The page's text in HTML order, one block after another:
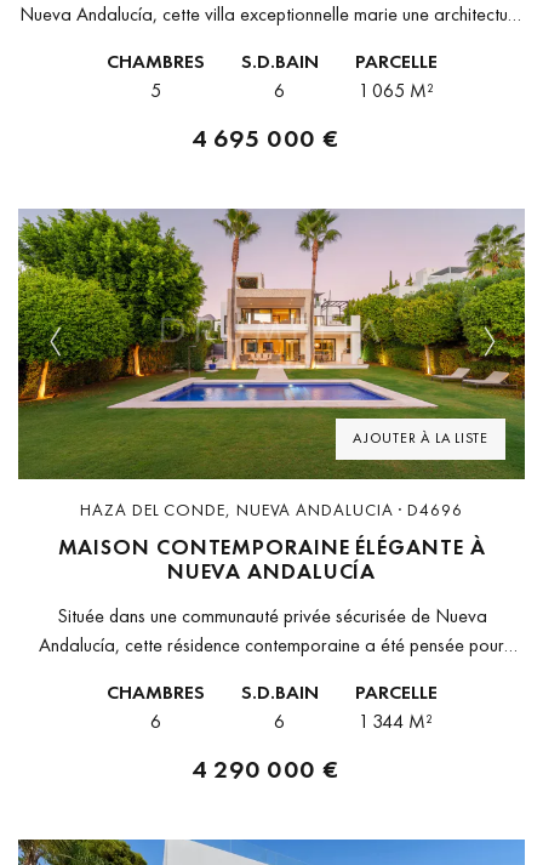
Nueva Andalucía, cette villa exceptionnelle marie une architecture
tropicaux luxuriants....
CHAMBRES
5
S.D.BAIN
6
PARCELLE
1 065 M²
4 695 000 €
AJOUTER À LA LISTE
Previous Next
HAZA DEL CONDE, NUEVA ANDALUCIA · D4696
MAISON CONTEMPORAINE ÉLÉGANTE À
NUEVA ANDALUCÍA
Située dans une communauté privée sécurisée de Nueva
Andalucía, cette résidence contemporaine a été pensée pour
soignées et arbres sculptés entourent...
CHAMBRES
6
S.D.BAIN
6
PARCELLE
1 344 M²
4 290 000 €